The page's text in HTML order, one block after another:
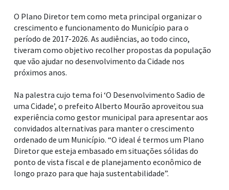
O Plano Diretor tem como meta principal organizar o
crescimento e funcionamento do Município para o
período de 2017-2026. As audiências, ao todo cinco,
tiveram como objetivo recolher propostas da população
que vão ajudar no desenvolvimento da Cidade nos
próximos anos.
Na palestra cujo tema foi ‘O Desenvolvimento Sadio de
uma Cidade’, o prefeito Alberto Mourão aproveitou sua
experiência como gestor municipal para apresentar aos
convidados alternativas para manter o crescimento
ordenado de um Município. “O ideal é termos um Plano
Diretor que esteja embasado em situações sólidas do
ponto de vista fiscal e de planejamento econômico de
longo prazo para que haja sustentabilidade”.